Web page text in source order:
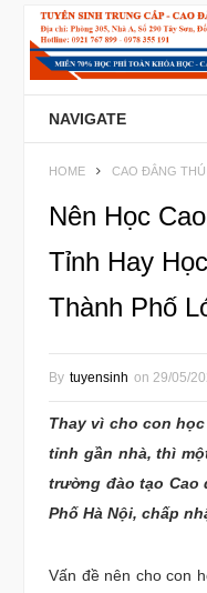
NAVIGATE
HOME CAO ĐẲNG
Nên Học
Tỉnh Hay
Thành Phố
By tuyensinh on 29/05/
Thay vì cho con
tỉnh gần nhà, thì
trường đào tạo Cao
Phố Hà Nội, chấp
Vấn đề nên cho con